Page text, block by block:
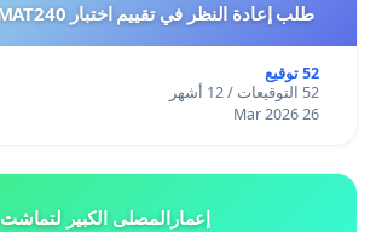
طلب إعادة النظر في تقييم اختبار MAT240 ومنح Bonus
52 توقيع
52 التوقيعات / 12 أشهر
26 Mar 2026
إعمارالمصلى الكبير لتماشت